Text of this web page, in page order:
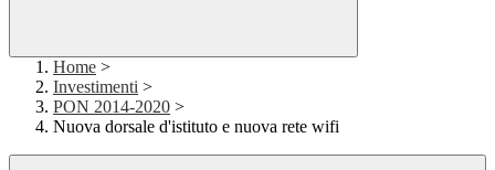
Home >
Investimenti >
PON 2014-2020 >
Nuova dorsale d'istituto e nuova rete wifi